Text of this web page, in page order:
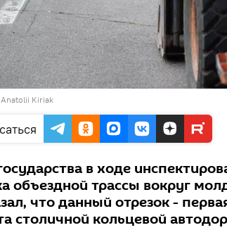
Kiriak
в ходе
объездной трассы вокруг
что данный отрезок -
столичной кольцевой